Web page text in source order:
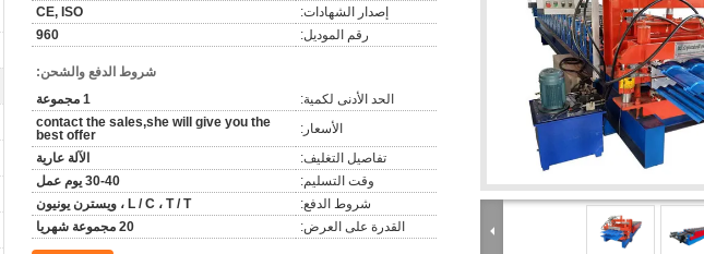
إصدار الشهادات:
CE, ISO
رقم الموديل:
960
شروط الدفع والشحن:
الحد الأدنى لكمية:
1 مجموعة
الأسعار:
contact the sales,she will give you the
best offer
تفاصيل التغليف:
الآلة عارية
وقت التسليم:
30-40 يوم عمل
شروط الدفع:
L / C ، T / T ، ويسترن يونيون
القدرة على العرض:
20 مجموعة شهريا